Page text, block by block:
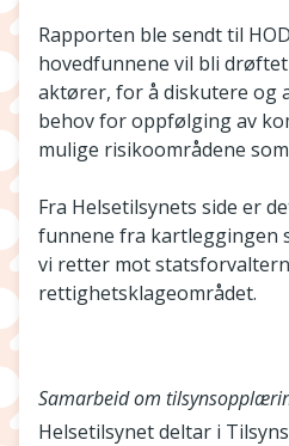
Rapporten ble sendt til
hovedfunnene vil bli
aktører, for å diskutere og
behov for oppfølging av
mulige risikoområdene
Fra Helsetilsynets side er
funnene fra kartleggingen
vi retter mot
rettighetsklageområdet.
Samarbeid om
Helsetilsynet deltar i